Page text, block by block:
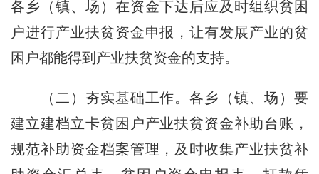
各乡（镇、场）在资金下达后应及时组织贫困
户进行产业扶贫资金申报，让有发展产业的贫
困户都能得到产业扶贫资金的支持。
（二）夯实基础工作。各乡（镇、场）要
建立建档立卡贫困户产业扶贫资金补助台账，
规范补助资金档案管理，及时收集产业扶贫补